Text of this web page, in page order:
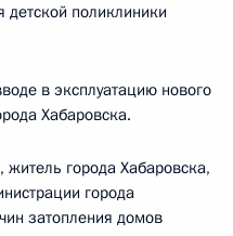
детской поликлиники
в эксплуатацию нового
Хабаровска.
города Хабаровска,
города
затопления домов